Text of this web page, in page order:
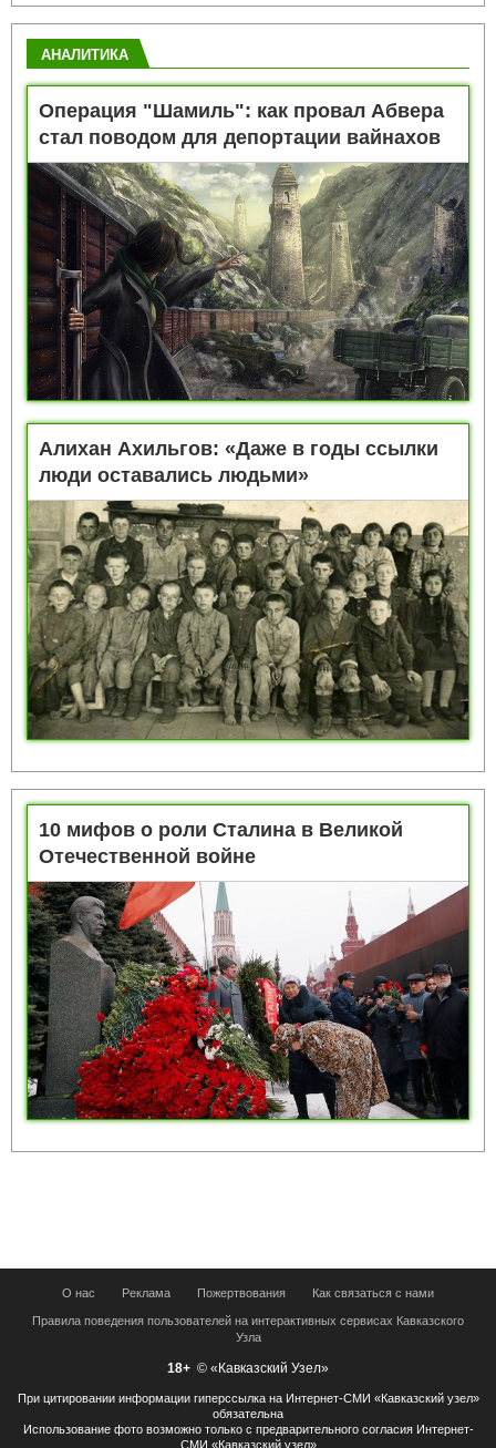
АНАЛИТИКА
Операция "Шамиль": как провал Абвера
стал поводом для депортации вайнахов
Алихан Ахильгов: «Даже в годы ссылки
люди оставались людьми»
10 мифов о роли Сталина в Великой
Отечественной войне
О нас Реклама Пожертвования Как связаться с нами
Правила поведения пользователей на интерактивных сервисах Кавказского
Узла
18+ © «Кавказский Узел»
При цитировании информации гиперссылка на Интернет-СМИ «Кавказский узел»
обязательна
Использование фото возможно только с предварительного согласия Интернет-
СМИ «Кавказский узел»